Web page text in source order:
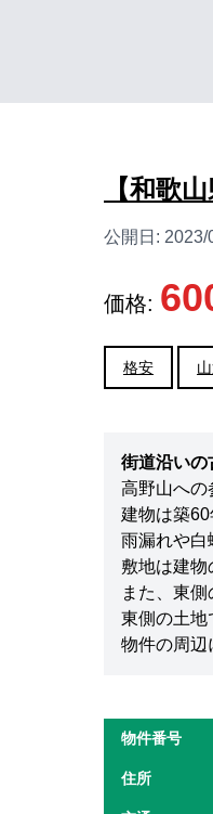
【和歌
公開日: 2023/
価格:
格安
街道沿いの
高野山への
建物は築60
雨漏れや白
敷地は建物
また、東
東側の土地
物件の周辺
物件番号
住所